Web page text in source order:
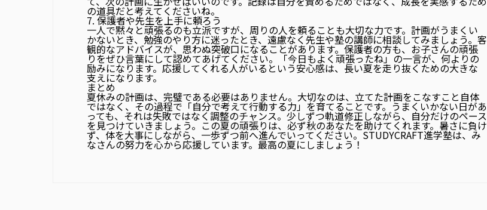
の道具だと考えてくださいね。
7. 保護者や先生を上手に頼ろう
一人で黙々と頑張るのも立派ですが、周りの人を頼ることも大切な力です。計画がうまくい
かないとき、勉強のやり方に迷ったとき、遠慮なく先生や塾の講師に相談してみましょう。客
観的なアドバイスが、思わぬ突破口になることがあります。保護者の方も、お子さんの頑張
りをぜひ言葉にして認めてあげてください。「今日もよく頑張ったね」の一言が、何よりの
励みになります。応援してくれる人がいるという安心感は、長い夏を走り抜くための大きな
支えになります。
まとめ
夏休みの計画は、完璧である必要はありません。大切なのは、立てた計画をこなすこと自体
ではなく、その過程で「自分で考えて行動する力」を育てることです。うまくいかない日があ
っても、それは失敗ではなく調整のチャンス。少しずつ軌道修正しながら、自分だけのペース
を見つけていきましょう。この夏の頑張りは、必ず秋のあなたを助けてくれます。暑さに負け
ず、体を大事にしながら、一歩ずつ前へ進んでいってください。STUDYCRAFT進学塾は、み
なさんの努力を心から応援しています。最高の夏にしましょう！